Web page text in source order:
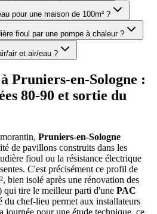
pour une maison de 100m² ?
fioul par une pompe à chaleur ?
air et air/eau ?
Pruniers-en-Sologne :
80-90 et sortie du
Pruniers-en-Sologne
de pavillons construits dans les
fioul ou la résistance électrique
C'est précisément ce profil de
bien isolé après une rénovation des
qui tire le meilleur parti d'une PAC
du chef-lieu permet aux installateurs